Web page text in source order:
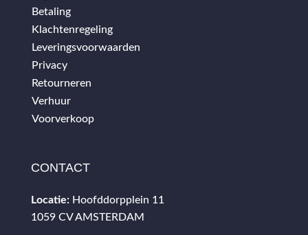
Betaling
Klachtenregeling
Leveringsvoorwaarden
Privacy
Retourneren
Verhuur
Voorverkoop
CONTACT
Locatie: Hoofddorpplein 11
1059 CV AMSTERDAM